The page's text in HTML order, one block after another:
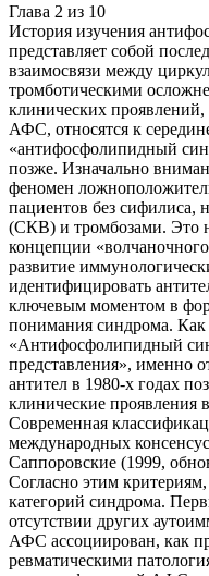
Глава 2 из 10
История изучения
представляет собой
взаимосвязи между
тромботическими
клинических проявлений,
АФС, относятся к
«антифосфолипидный
позже. Изначально
феномен
пациентов без сифилиса,
(СКВ) и тромбозами. Это
концепции
развитие
идентифицировать
ключевым моментом в
понимания синдрома. Как
«Антифосфолипидный
представления», именно
антител в 1980-х годах
клинические проявления
Современная
международных
Саппоровские (1999,
Согласно этим
категорий синдрома.
отсутствии других
АФС ассоциирован, как
ревматическими